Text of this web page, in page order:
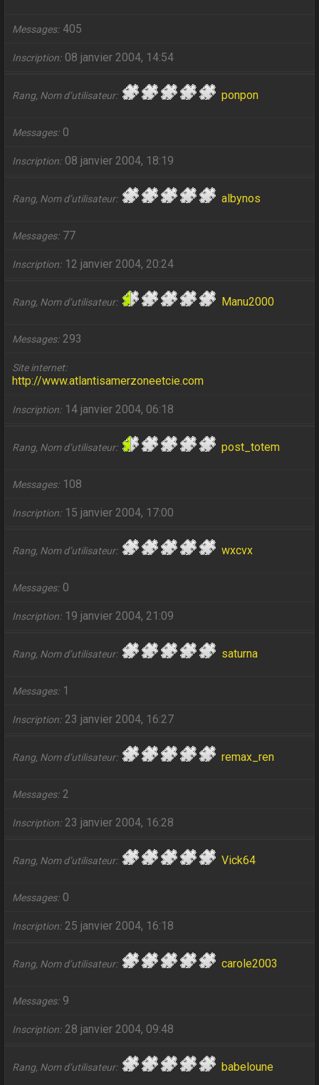
Messages 405
Inscription 08 janvier 2004, 14:54
Rang, Nom d’utilisateur ponpon
Messages 0
Inscription 08 janvier 2004, 18:19
Rang, Nom d’utilisateur albynos
Messages 77
Inscription 12 janvier 2004, 20:24
Rang, Nom d’utilisateur Manu2000
Messages 293
Site internet
http://www.atlantisamerzoneetcie.com
Inscription 14 janvier 2004, 06:18
Rang, Nom d’utilisateur post_totem
Messages 108
Inscription 15 janvier 2004, 17:00
Rang, Nom d’utilisateur wxcvx
Messages 0
Inscription 19 janvier 2004, 21:09
Rang, Nom d’utilisateur saturna
Messages 1
Inscription 23 janvier 2004, 16:27
Rang, Nom d’utilisateur remax_ren
Messages 2
Inscription 23 janvier 2004, 16:28
Rang, Nom d’utilisateur Vick64
Messages 0
Inscription 25 janvier 2004, 16:18
Rang, Nom d’utilisateur carole2003
Messages 9
Inscription 28 janvier 2004, 09:48
Rang, Nom d’utilisateur babeloune